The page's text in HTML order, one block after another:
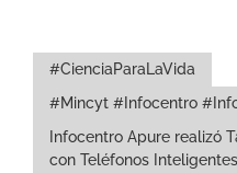
#CienciaParaLaVida
#Mincyt #Infocentro
Infocentro Apure realizó
con Teléfonos